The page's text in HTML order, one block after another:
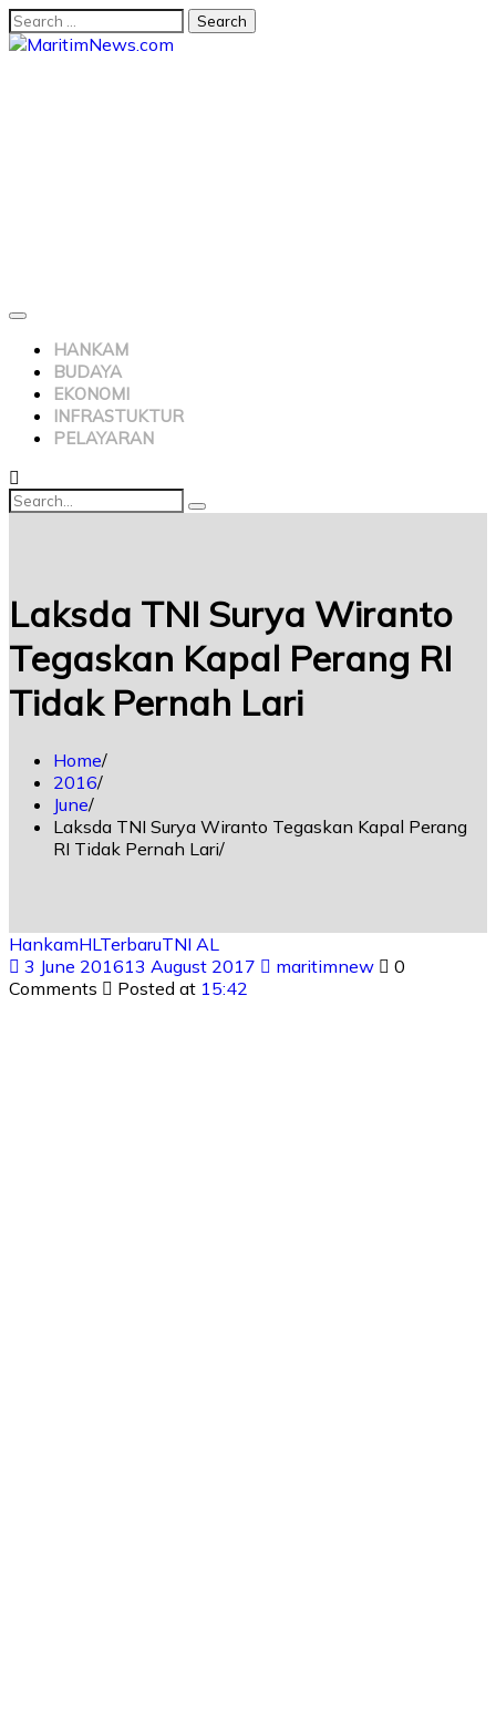
HANKAM
BUDAYA
EKONOMI
INFRASTUKTUR
PELAYARAN
Laksda TNI Surya Wiranto
Tegaskan Kapal Perang RI
Tidak Pernah Lari
Home
2016
June
Laksda TNI Surya Wiranto Tegaskan Kapal Perang
RI Tidak Pernah Lari
HankamHL TerbaruTNI AL
3 June 201613 August 2017 maritimnew
0
Comments
Posted at 15:42